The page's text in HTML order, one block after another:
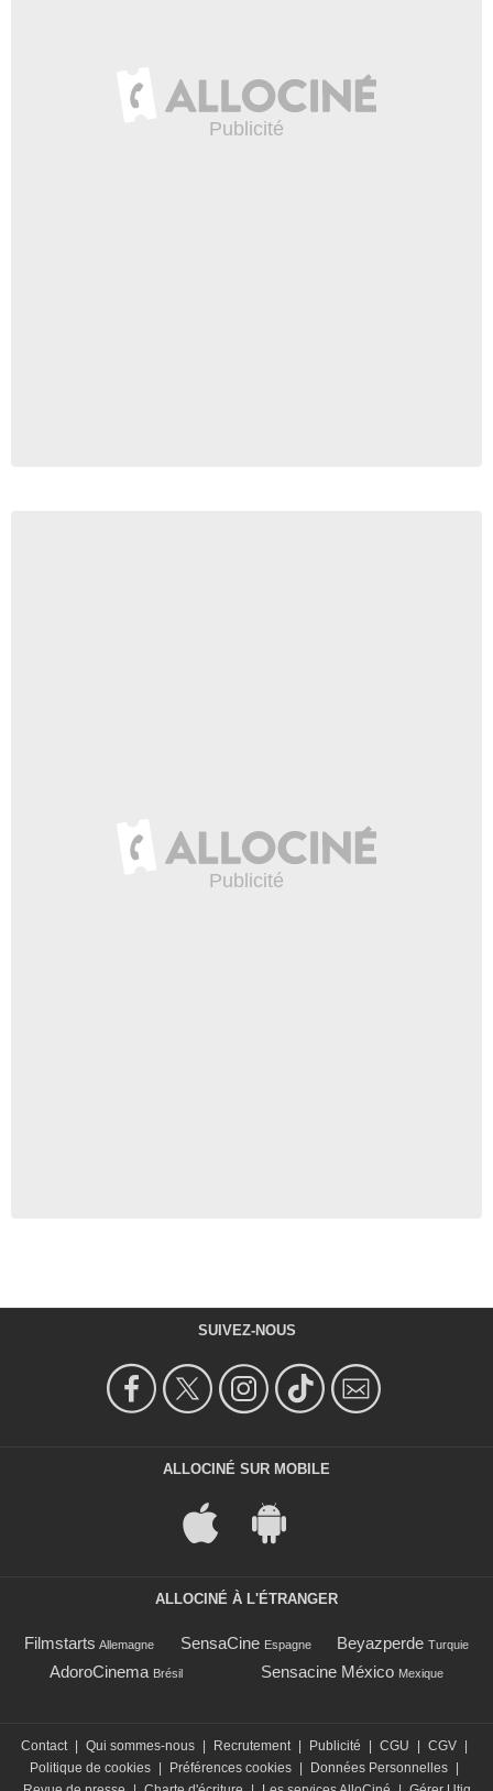
SUIVEZ-NOUS
ALLOCINÉ SUR MOBILE
ALLOCINÉ À L'ÉTRANGER
Filmstarts Allemagne SensaCine Espagne Beyazperde Turquie
AdoroCinema Brésil Sensacine México Mexique
Contact | Qui sommes-nous | Recrutement | Publicité | CGU | CGV |
Politique de cookies | Préférences cookies | Données Personnelles |